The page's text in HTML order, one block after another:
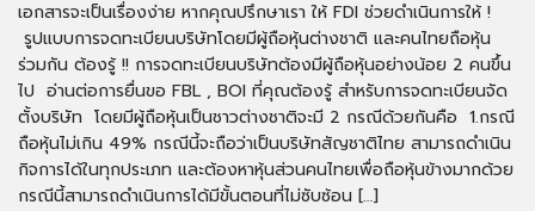
เอกสารจะเป็นเรื่องง่าย หากคุณปรึกษาเรา ให้ FDI ช่วยดำเนินการให้ !
รูปแบบการจดทะเบียนบริษัทโดยมีผู้ถือหุ้นต่างชาติ และคนไทยถือหุ้น
ร่วมกัน ต้องรู้ !! การจดทะเบียนบริษัทต้องมีผู้ถือหุ้นอย่างน้อย 2 คนขึ้น
ไป อ่านต่อการยื่นขอ FBL , BOI ที่คุณต้องรู้ สำหรับการจดทะเบียนจัด
ตั้งบริษัท โดยมีผู้ถือหุ้นเป็นชาวต่างชาติจะมี 2 กรณีด้วยกันคือ 1.กรณี
ถือหุ้นไม่เกิน 49% กรณีนี้จะถือว่าเป็นบริษัทสัญชาติไทย สามารถดำเนิน
กิจการได้ในทุกประเภท และต้องหาหุ้นส่วนคนไทยเพื่อถือหุ้นข้างมากด้วย
กรณีนี้สามารถดำเนินการได้มีขั้นตอนที่ไม่ซับซ้อน […]